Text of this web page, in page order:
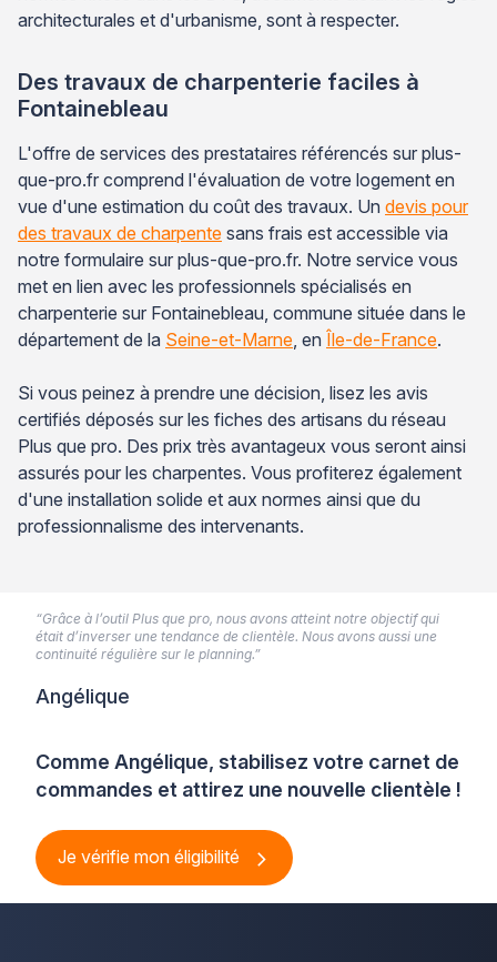
architecturales et d'urbanisme, sont à respecter.
Des travaux de charpenterie faciles à
Fontainebleau
L'offre de services des prestataires référencés sur plus-
que-pro.fr comprend l'évaluation de votre logement en
vue d'une estimation du coût des travaux. Un devis pour
des travaux de charpente sans frais est accessible via
notre formulaire sur plus-que-pro.fr. Notre service vous
met en lien avec les professionnels spécialisés en
charpenterie sur Fontainebleau, commune située dans le
département de la Seine-et-Marne , en Île-de-France.
Si vous peinez à prendre une décision, lisez les avis
certifiés déposés sur les fiches des artisans du réseau
Plus que pro. Des prix très avantageux vous seront ainsi
assurés pour les charpentes. Vous profiterez également
d'une installation solide et aux normes ainsi que du
professionnalisme des intervenants.
Comme Angélique, stabilisez votre carnet de
commandes et attirez une nouvelle clientèle !
Je vérifie mon éligibilité
“Grâce à l’outil Plus que pro, nous avons atteint notre objectif qui
était d’inverser une tendance de clientèle. Nous avons aussi une
continuité régulière sur le planning.”
Angélique